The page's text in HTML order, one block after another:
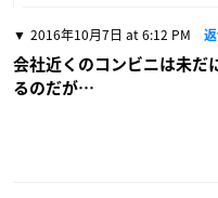
2016年10月7日 at 6:12 PM
会社近くのコンビニは未だ
るのだが…